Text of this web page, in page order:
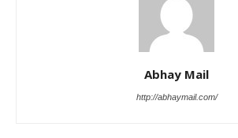
Abhay Mail
http://abhaymail.com/